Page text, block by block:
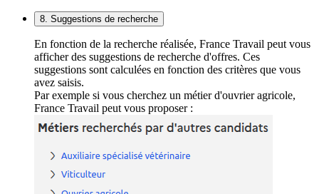
8. Suggestions de recherche
En fonction de la recherche réalisée, France Travail peut vous
afficher des suggestions de recherche d'offres. Ces
suggestions sont calculées en fonction des critères que vous
avez saisis.
Par exemple si vous cherchez un métier d'ouvrier agricole,
France Travail peut vous proposer :